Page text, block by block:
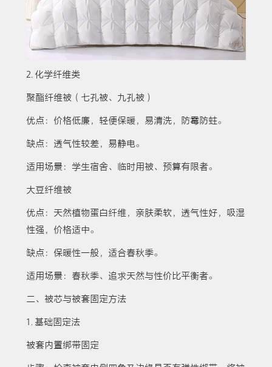
2. 化学纤维类
聚酯纤维被（七孔被、九孔被）
优点：价格低廉，轻便保暖，易清洗，防霉防蛀。
缺点：透气性较差，易静电。
适用场景：学生宿舍、临时用被、预算有限者。
大豆纤维被
优点：天然植物蛋白纤维，亲肤柔软，透气性好，吸湿
性强，价格适中。
缺点：保暖性一般，适合春秋季。
适用场景：春秋季、追求天然与性价比平衡者。
二、被芯与被套固定方法
1. 基础固定法
被套内置绑带固定